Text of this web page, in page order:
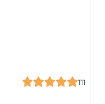
111